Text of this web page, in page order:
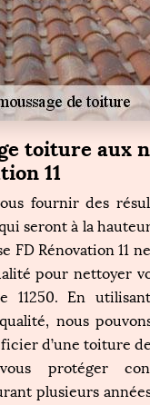
toiture aux
11
fournir des
seront à la
FD Rénovation 11
pour nettoyer
11250. En
nous
d’une toiture
protéger
plusieurs